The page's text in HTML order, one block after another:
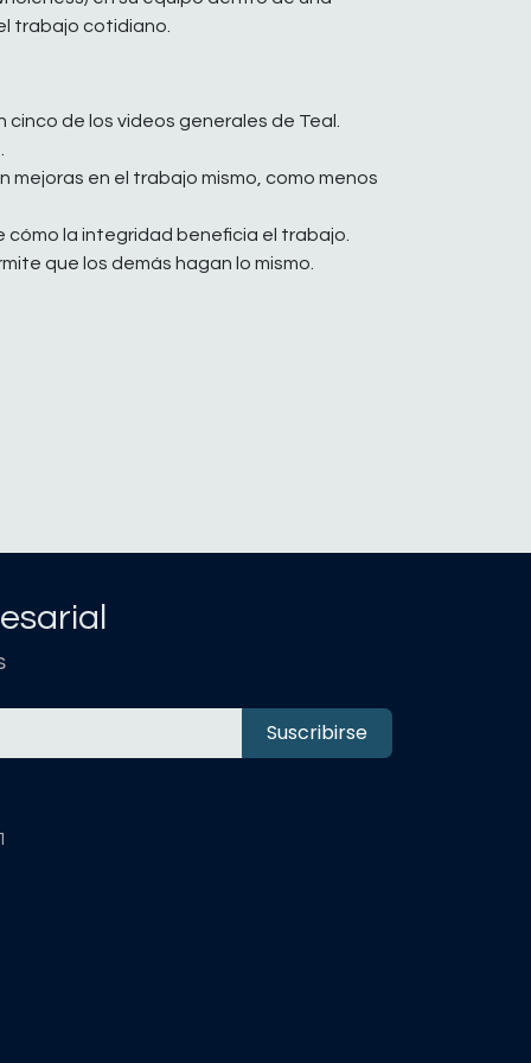
trabajo cotidiano.
cinco de los videos generales de Teal.
mejoras en el trabajo mismo, como menos
la integridad beneficia el trabajo.
que los demás hagan lo mismo.
Suscribirse